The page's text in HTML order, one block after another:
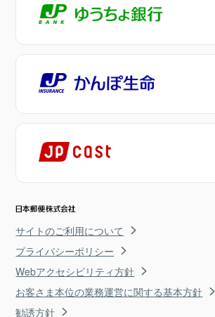
サイトのご利用について
プライバシーポリシー
Webアクセシビリティ方針
お客さま本位の業務運営に関する基本方針
勧誘方針